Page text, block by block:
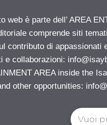
web è parte dell’ AREA
comprende siti
contributo di appassionati
e collaborazioni:
AREA inside the
other opportunities:
Vuoi